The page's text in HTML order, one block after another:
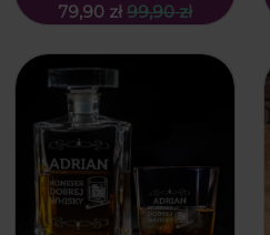
79,90 zł 99,90 zł